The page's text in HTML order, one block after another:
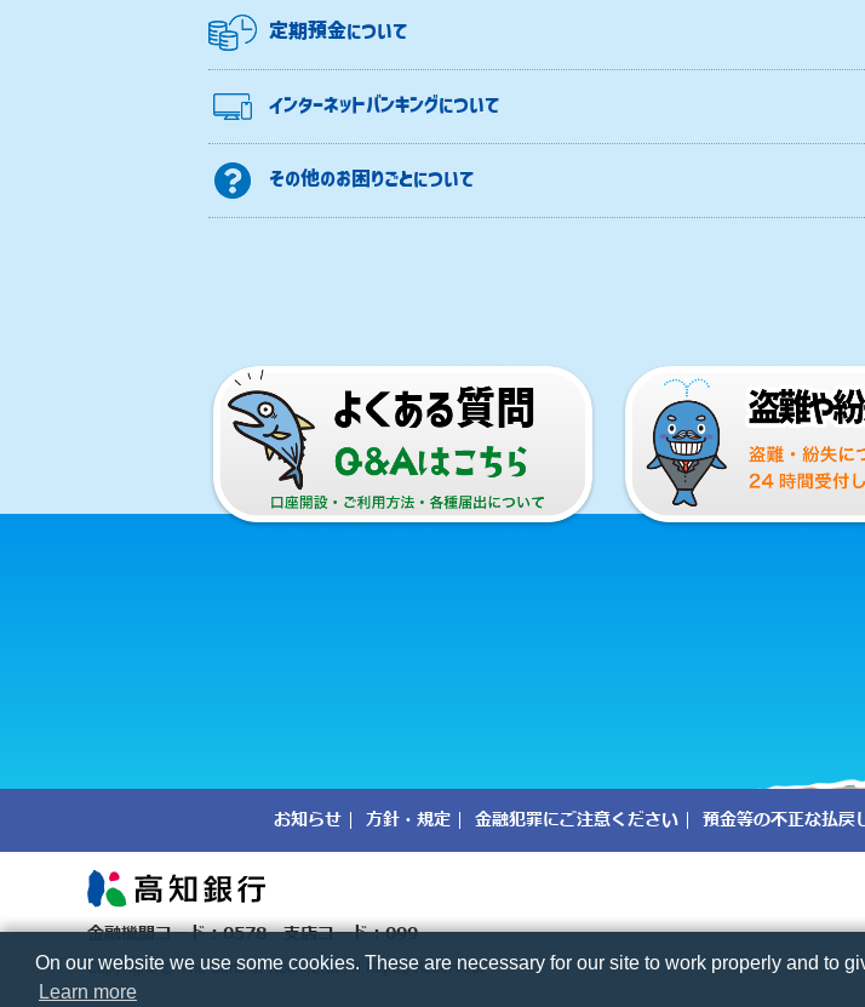
定期預金について
インターネットバンキングについて
その他のお困りごとについて
お知らせ 方針・規定 金融犯罪にご注意ください 預金等の不正な払戻
金融機関コード：0578 支店コード：099
Copyright © The Bank of Kochi,Ltd. All Rights Reserved.
On our website we use some cookies. These are necessary for our site to work properly and to
Learn more